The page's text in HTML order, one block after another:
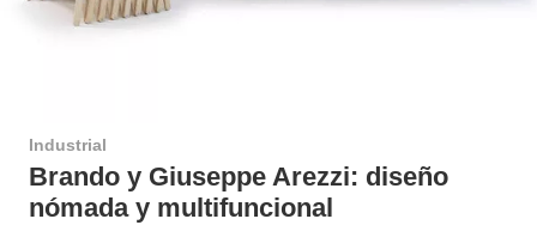
Industrial
Brando y Giuseppe Arezzi: diseño
nómada y multifuncional